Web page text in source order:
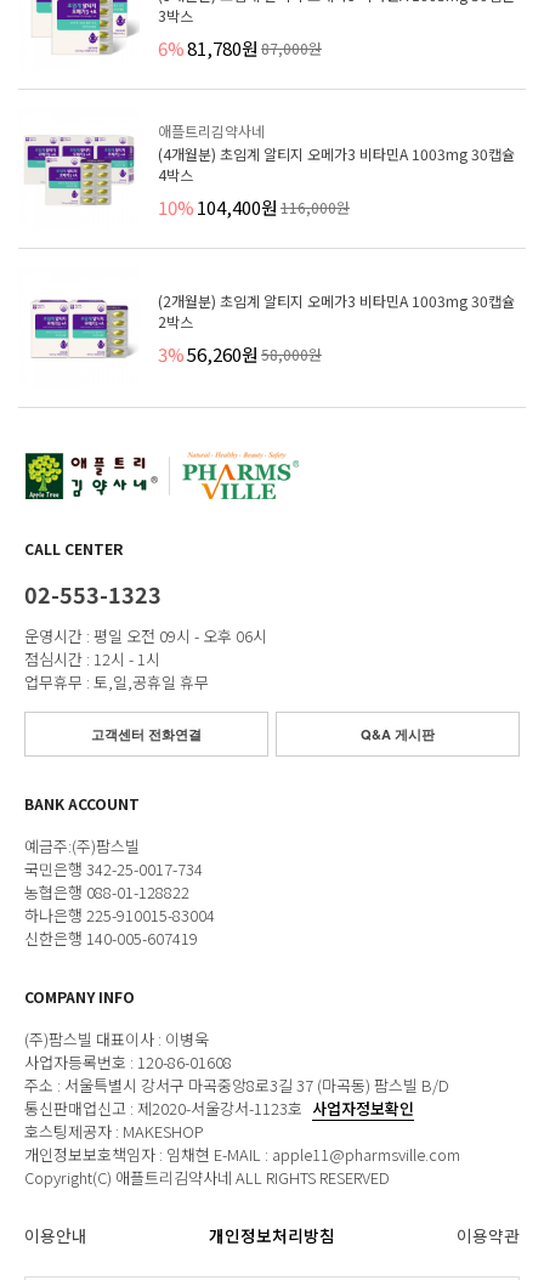
3박스
6%81,780원 87,000원
애플트리김약사네
(4개월분) 초임계 알티지 오메가3 비타민A 1003mg 30캡슐
4박스
10%104,400원 116,000원
(2개월분) 초임계 알티지 오메가3 비타민A 1003mg 30캡슐
2박스
3%56,260원 58,000원
CALL CENTER
02-553-1323
운영시간 : 평일 오전 09시 - 오후 06시
점심시간 : 12시 - 1시
업무휴무 : 토,일,공휴일 휴무
고객센터 전화연결 Q&A 게시판
BANK ACCOUNT
예금주:(주)팜스빌
국민은행 342-25-0017-734
농협은행 088-01-128822
하나은행 225-910015-83004
신한은행 140-005-607419
COMPANY INFO
(주)팜스빌 대표이사 : 이병욱
사업자등록번호 : 120-86-01608
주소 : 서울특별시 강서구 마곡중앙8로3길 37 (마곡동) 팜스빌 B/D
통신판매업신고 : 제2020-서울강서-1123호 사업자정보확인
호스팅제공자 : MAKESHOP
개인정보보호책임자 : 임채현 E-MAIL : apple11@pharmsville.com
Copyright(C) 애플트리김약사네 ALL RIGHTS RESERVED
이용안내 개인정보처리방침 이용약관